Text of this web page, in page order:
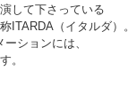
して下さっている
ITARDA（イタルダ）
ションには、
。